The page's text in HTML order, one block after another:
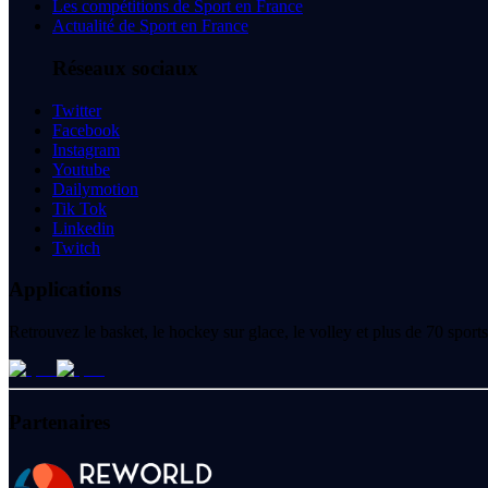
Les compétitions de Sport en France
Actualité de Sport en France
Réseaux sociaux
Twitter
Facebook
Instagram
Youtube
Dailymotion
Tik Tok
Linkedin
Twitch
Applications
Retrouvez le basket, le hockey sur glace, le volley et plus de 70
Partenaires